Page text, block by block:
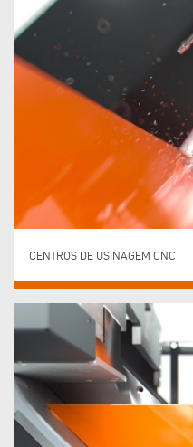
CENTROS DE USINAGEM CNC